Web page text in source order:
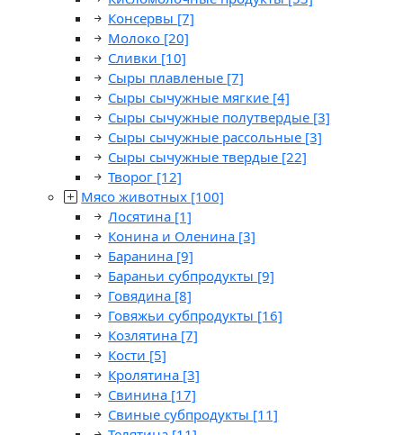
Консервы [7]
Молоко [20]
Сливки [10]
Сыры плавленые [7]
Сыры сычужные мягкие [4]
Сыры сычужные полутвердые [3]
Сыры сычужные рассольные [3]
Сыры сычужные твердые [22]
Творог [12]
Мясо животных [100]
Лосятина [1]
Конина и Оленина [3]
Баранина [9]
Бараньи субпродукты [9]
Говядина [8]
Говяжьи субпродукты [16]
Козлятина [7]
Кости [5]
Кролятина [3]
Свинина [17]
Свиные субпродукты [11]